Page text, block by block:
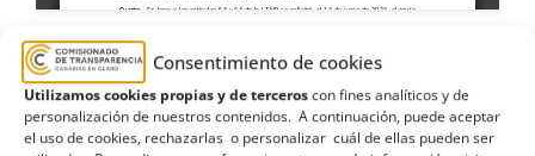
Consentimiento de cookies
Utilizamos cookies propias y de terceroscon fines analíticos y de
personalización de nuestros contenidos. A continuación, puede aceptar
el uso de cookies, rechazarlas o personalizar cuál de ellas pueden ser
centros de salud,citas,consulta,demora,
Estimación formal y terminación ,Gobierno de